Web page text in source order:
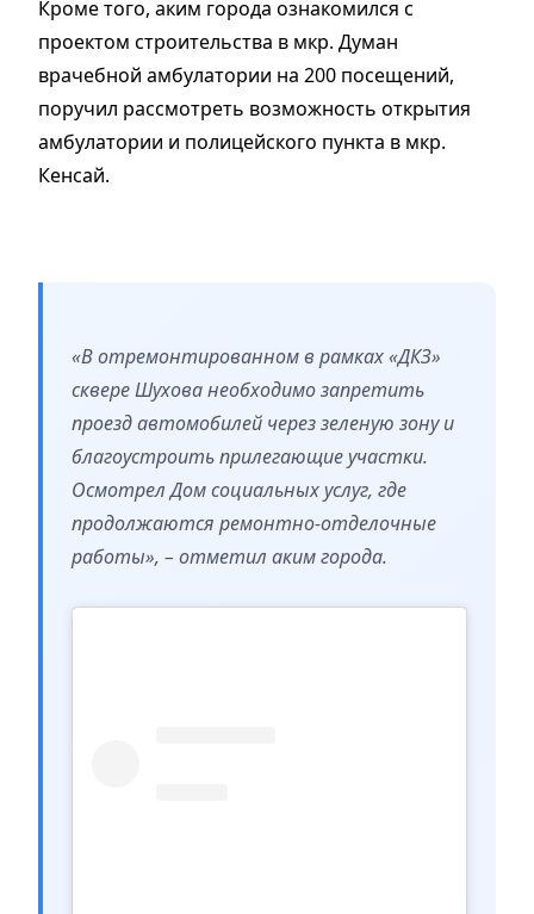
Кроме того, аким города ознакомился с
проектом строительства в мкр. Думан
врачебной амбулатории на 200 посещений,
поручил рассмотреть возможность открытия
амбулатории и полицейского пункта в мкр.
Кенсай.
«В отремонтированном в рамках «ДКЗ»
сквере Шухова необходимо запретить
проезд автомобилей через зеленую зону и
благоустроить прилегающие участки.
Осмотрел Дом социальных услуг, где
продолжаются ремонтно-отделочные
работы», – отметил аким города.